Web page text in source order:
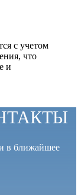
с учетом
что
и
в ближайшее